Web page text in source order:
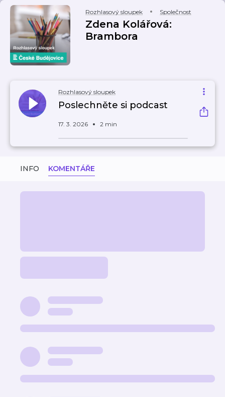
Rozhlasový sloupek Společnost
Zdena Kolářová:
Brambora
Rozhlasový sloupek
Poslechněte si podcast
17. 3. 2026 2 min
INFO KOMENTÁŘE